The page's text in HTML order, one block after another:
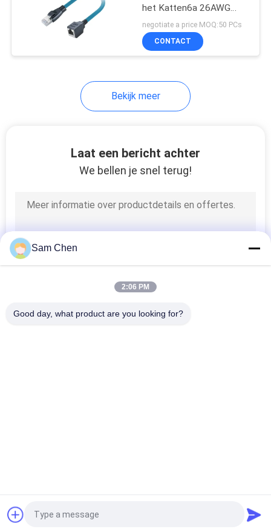
het Katten6a 26AWG
Voorzien van een
netwerk met RJ45-
Schakelaar
negotiate a price MOQ:50 PCs
CONTACT
Bekijk meer
Laat een bericht achter
We bellen je snel terug!
Vraag een offerte aan
Sam Chen
2:06 PM
Good day, what product are you looking for?